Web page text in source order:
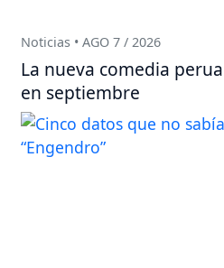
Noticias • AGO 7 / 2026
La nueva comedia
en septiembre